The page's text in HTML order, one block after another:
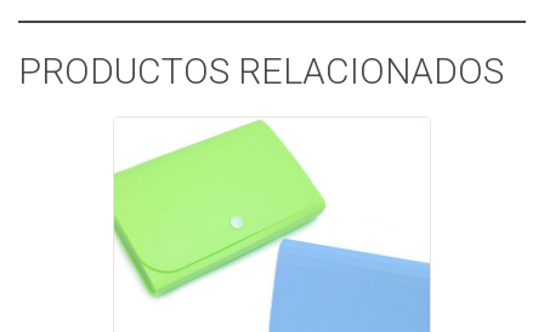
PRODUCTOS RELACIONADOS